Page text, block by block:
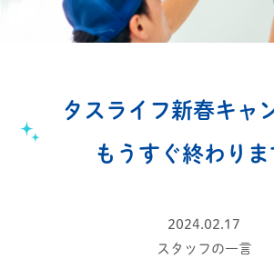
タスライフ新春キャ
もうすぐ終わりま
2024.02.17
スタッフの一言